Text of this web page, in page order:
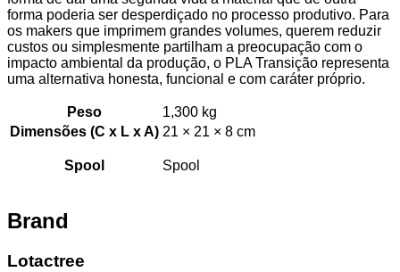
forma poderia ser desperdiçado no processo produtivo. Para
os makers que imprimem grandes volumes, querem reduzir
custos ou simplesmente partilham a preocupação com o
impacto ambiental da produção, o PLA Transição representa
uma alternativa honesta, funcional e com caráter próprio.
Peso
1,300 kg
Dimensões (C x L x A) 21 × 21 × 8 cm
Spool Spool
Brand
Lotactree